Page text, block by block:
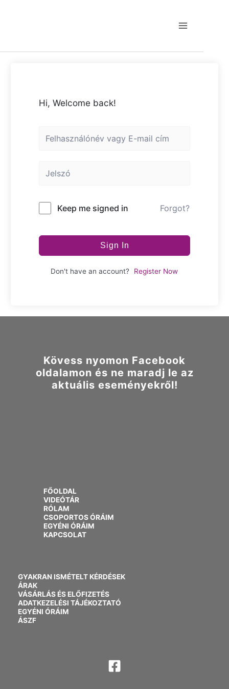
Hi, Welcome back!
Keep me signed in Forgot?
Sign In
Don't have an account? Register Now
Kövess nyomon Facebook
oldalamon és ne maradj le az
aktuális eseményekről!
FŐOLDAL
VIDEÓTÁR
RÓLAM
CSOPORTOS ÓRÁIM
EGYÉNI ÓRÁIM
KAPCSOLAT
GYAKRAN ISMÉTELT KÉRDÉSEK
ÁRAK
VÁSÁRLÁS ÉS ELŐFIZETÉS
ADATKEZELÉSI TÁJÉKOZTATÓ
EGYÉNI ÓRÁIM
ÁSZF